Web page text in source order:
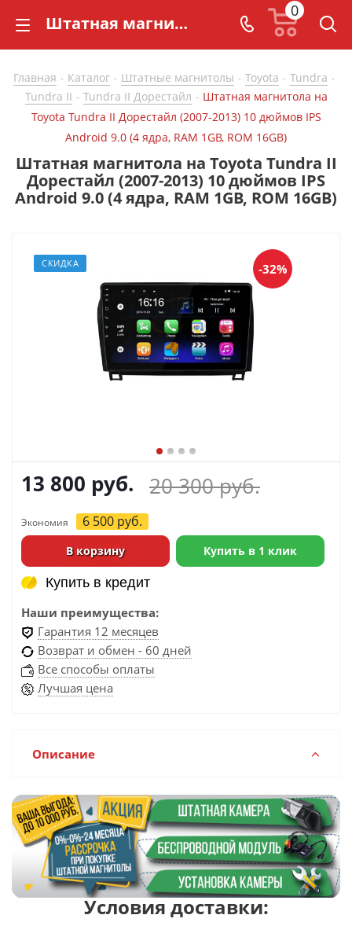
Штатная магнитола на Toyota Tundra II Дорестайл (2007-2013) 10 дюймов IPS Android 9.0 (4 ядра, RAM 1GB, ROM 16GB) - купить в СarBaza
0
Главная - Каталог - Штатные магнитолы - Toyota - Tundra -
Tundra II - Tundra II Дорестайл - Штатная магнитола на
Toyota Tundra II Дорестайл (2007-2013) 10 дюймов IPS
Android 9.0 (4 ядра, RAM 1GB, ROM 16GB)
Штатная магнитола на Toyota Tundra II
Дорестайл (2007-2013) 10 дюймов IPS
Android 9.0 (4 ядра, RAM 1GB, ROM 16GB)
СКИДКА -32%
13 800 руб. 20 300руб.
Экономия 6 500 руб.
В корзину Купить в 1 клик
Купить в кредит
Купить в кредит
Наши преимущества:
Гарантия 12 месяцев
Возврат и обмен - 60 дней
Все способы оплаты
Лучшая цена
Описание
Условия доставки: